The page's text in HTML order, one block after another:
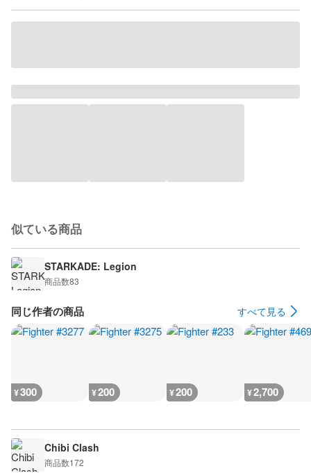
似ている商品
STARKADE: Legion
商品数83
同じ作者の商品 すべて見る
¥300 ¥200 ¥200 ¥2,700
Chibi Clash
商品数172